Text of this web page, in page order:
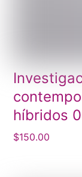
híbridos
$150.00